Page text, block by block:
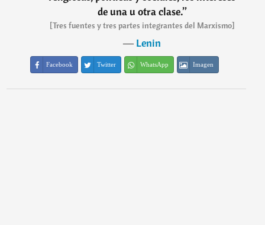
de una u otra clase.”
[Tres fuentes y tres partes integrantes del Marxismo]
―Lenin
Facebook Twitter WhatsApp Imagen